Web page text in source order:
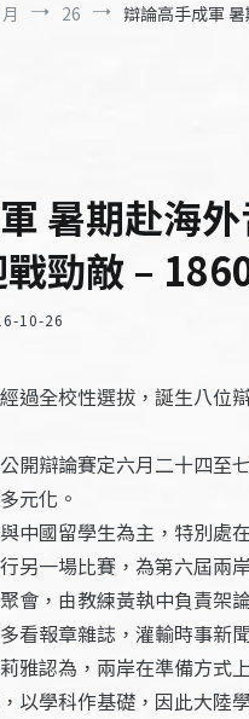
26 辯論高手成軍
暑期赴海
勁敵 –
10-26
過全校性選拔，誕生八位
開辯論賽定六月二十四至
元化。
中國留學生為主，特別處
另一場比賽，為第六屆兩
會，由教練黃執中負責架
看報章雜誌，灌輸時事新
雅認為，兩岸在準備方式
以學科作基礎，因此大陸